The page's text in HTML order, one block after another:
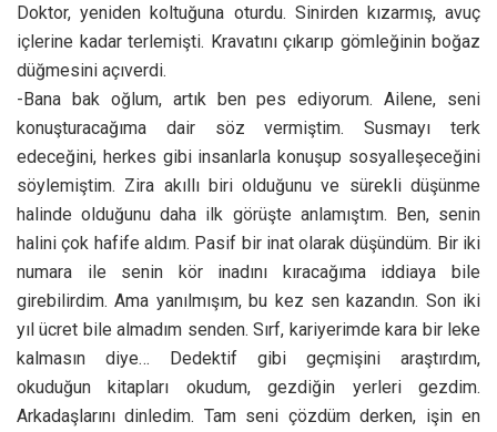
Doktor, yeniden koltuğuna oturdu. Sinirden kızarmış, avuç
içlerine kadar terlemişti. Kravatını çıkarıp gömleğinin boğaz
düğmesini açıverdi.
-Bana bak oğlum, artık ben pes ediyorum. Ailene, seni
konuşturacağıma dair söz vermiştim. Susmayı terk
edeceğini, herkes gibi insanlarla konuşup sosyalleşeceğini
söylemiştim. Zira akıllı biri olduğunu ve sürekli düşünme
halinde olduğunu daha ilk görüşte anlamıştım. Ben, senin
halini çok hafife aldım. Pasif bir inat olarak düşündüm. Bir iki
numara ile senin kör inadını kıracağıma iddiaya bile
girebilirdim. Ama yanılmışım, bu kez sen kazandın. Son iki
yıl ücret bile almadım senden. Sırf, kariyerimde kara bir leke
kalmasın diye… Dedektif gibi geçmişini araştırdım,
okuduğun kitapları okudum, gezdiğin yerleri gezdim.
Arkadaşlarını dinledim. Tam seni çözdüm derken, işin en